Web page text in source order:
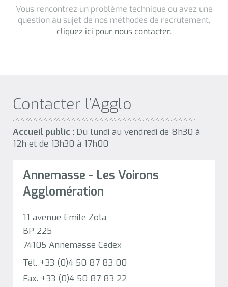
Contacter l’Agglo
Accueil public : Du lundi au vendredi de 8h30 à
12h et de 13h30 à 17h00
Annemasse - Les Voirons
Agglomération
11 avenue Emile Zola
BP 225
74105 Annemasse Cedex
Tél. +33 (0)4 50 87 83 00
Fax. +33 (0)4 50 87 83 22